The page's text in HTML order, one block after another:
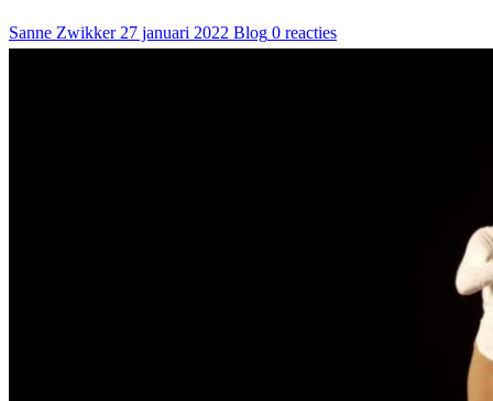
Sanne Zwikker 27 januari 2022 Blog 0 reacties